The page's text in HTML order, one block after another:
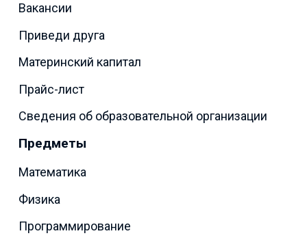
Вакансии
Приведи друга
Материнский капитал
Прайс-лист
Сведения об образовательной организации
Предметы
Математика
Физика
Программирование